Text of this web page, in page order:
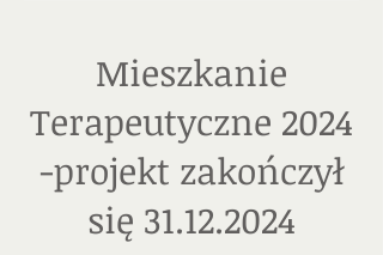
Mieszkanie
Terapeutyczne 2024
-projekt zakończył
się 31.12.2024